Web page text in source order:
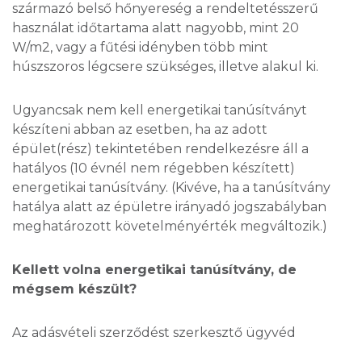
származó belső hőnyereség a rendeltetésszerű
használat időtartama alatt nagyobb, mint 20
W/m2, vagy a fűtési idényben több mint
húszszoros légcsere szükséges, illetve alakul ki.
Ugyancsak nem kell energetikai tanúsítványt
készíteni abban az esetben, ha az adott
épület(rész) tekintetében rendelkezésre áll a
hatályos (10 évnél nem régebben készített)
energetikai tanúsítvány. (Kivéve, ha a tanúsítvány
hatálya alatt az épületre irányadó jogszabályban
meghatározott követelményérték megváltozik.)
Kellett volna energetikai tanúsítvány, de
mégsem készült?
Az adásvételi szerződést szerkesztő ügyvéd